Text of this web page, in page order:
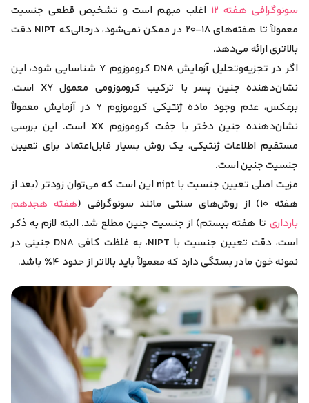
سونوگرافی هفته ۱۲
اغلب مبهم است و تشخیص قطعی جنسیت
معمولاً تا هفته‌های ۱۸-۲۰ در ممکن نمی‌شود، در‌حالی‌که NIPT دقت
بالاتری ارائه می‌دهد.
اگر در تجزیه‌و‌تحلیل آزمایش DNA کروموزوم Y شناسایی شود، این
نشان‌دهنده جنین پسر با ترکیب کروموزومی معمول XY است.
برعکس، عدم وجود ماده ژنتیکی کروموزوم Y در آزمایش معمولاً
نشان‌دهنده جنین دختر با جفت کروموزوم XX است. این بررسی
مستقیم اطلاعات ژنتیکی، یک روش بسیار قابل‌اعتماد برای تعیین
جنسیت جنین است.
مزیت اصلی تعیین جنسیت با nipt این است که می‌توان زود‌تر (بعد از
هفته ۱۰) از روش‌های سنتی مانند سونوگرافی (
هفته‌ هجدهم
بارداری تا هفته بیستم) از جنسیت جنین مطلع شد. البته لازم به ذکر
است، دقت تعیین جنسیت با NIPT، به غلظت کافی DNA جنینی در
نمونه خون مادر بستگی دارد که معمولاً باید بالاتر از حدود ۴٪ باشد.